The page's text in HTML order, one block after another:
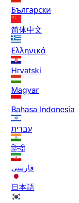
Български
简体中文
Ελληνικά
Hrvatski
Magyar
Bahasa Indonesia
עברית
हिन्दी
فارسی
日本語